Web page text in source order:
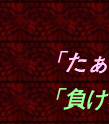
「た
「負